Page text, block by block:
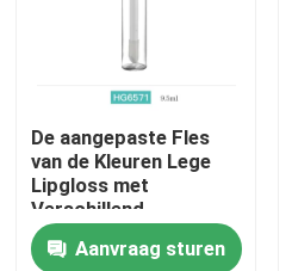
Thuis
Producten
De aangepaste Fles
van de Kleuren Lege
Lipgloss met
Verschillend
Instrumenten en
Serigrafieembleem
Aanvraag sturen